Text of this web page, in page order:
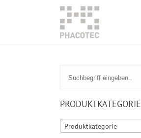
PRODUKTKATEGORIE
Produktkategorie